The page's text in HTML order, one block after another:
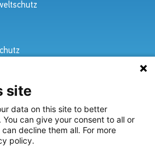
Brillanz und Innovation
und liefern wir mit
für alle
site
data on this site to better
can give your consent to all or
decline them all. For more
policy.